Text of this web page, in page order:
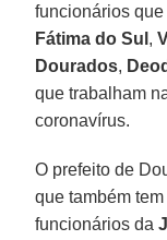
funcionários
Fátima do Sul ,
Dourados,
que trabalham
coronavírus.
O prefeito de
que também
funcionários da